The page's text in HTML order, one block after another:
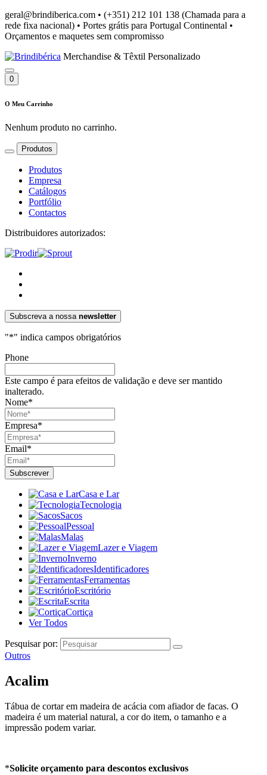
geral@brindiberica.com • (+351) 212 101 138 (Chamada para a
rede fixa nacional) • Portes grátis para Portugal Continental •
Orçamentos e maquetes sem compromisso
Merchandise & Têxtil Personalizado
0
O Meu Carrinho
Nenhum produto no carrinho.
Produtos
Produtos
Empresa
Catálogos
Portfólio
Contactos
Distribuidores autorizados:
Subscreva a nossa newsletter
"*" indica campos obrigatórios
Phone
Este campo é para efeitos de validação e deve ser mantido
inalterado.
Nome*
Empresa*
Email*
Casa e Lar
Tecnologia
Sacos
Pessoal
Malas
Lazer e Viagem
Inverno
Identificadores
Ferramentas
Escritório
Escrita
Cortiça
Ver Todos
Pesquisar por:
Outros
Acalim
Tábua de cortar em madeira de acácia com afiador de facas. O
madeira é um material natural, a cor do item, o tamanho e a
impressão podem variar.
*Solicite orçamento para descontos exclusivos